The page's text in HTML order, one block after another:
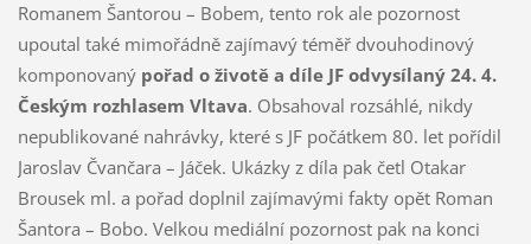
Romanem Šantorou – Bobem, tento rok ale pozornost
upoutal také mimořádně zajímavý téměř dvouhodinový
komponovaný pořad o životě a díle JF odvysílaný 24. 4.
Českým rozhlasem Vltava. Obsahoval rozsáhlé, nikdy
nepublikované nahrávky, které s JF počátkem 80. let pořídil
Jaroslav Čvančara – Jáček. Ukázky z díla pak četl Otakar
Brousek ml. a pořad doplnil zajímavými fakty opět Roman
Šantora – Bobo. Velkou mediální pozornost pak na konci